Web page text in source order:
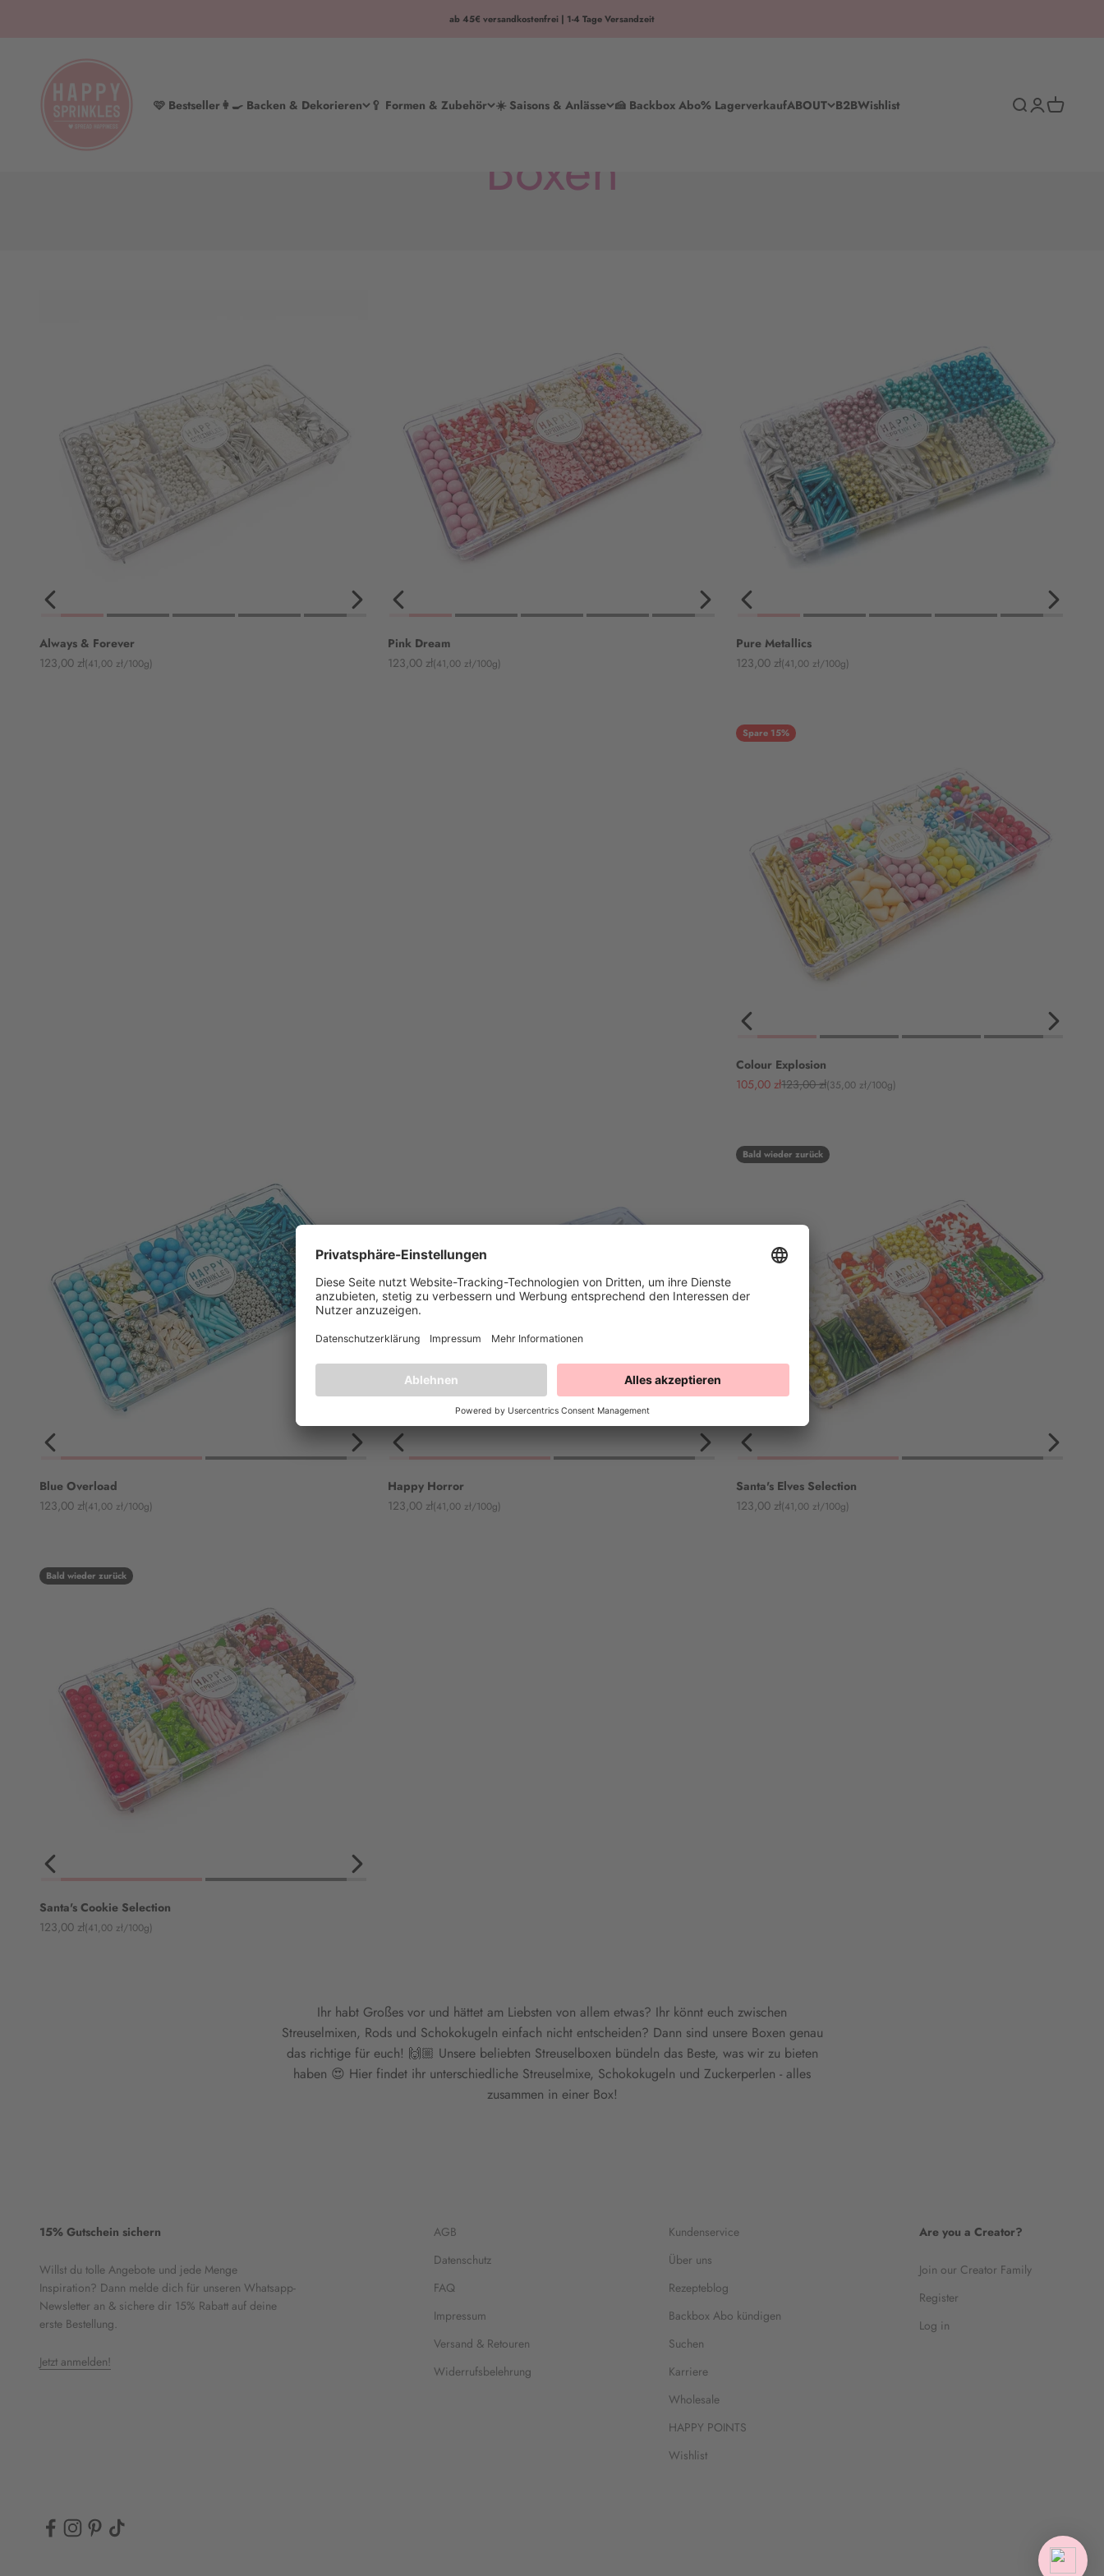
ab 45€ versandkostenfrei | 1-4 Tage Versandzeit
🩷 Bestseller👩‍🍳 Backen & Dekorieren 🥄 Formen & Zubehör ☀️ Saisons & Anlässe 🍰 Backbox Abo% LagerverkaufABOUT B2BWishlist
HAPPY SPRINKLES | D2C
SucheAnmelden
Warenkorb
Boxen
Always & Forever
Angebot
123,00 zł(41,00 zł/100g)
Pink Dream
Angebot
123,00 zł(41,00 zł/100g)
Pure Metallics
Angebot
123,00 zł(41,00 zł/100g)
Spare 15%
Colour Explosion
Angebot
105,00 złRegulärer Preis
123,00 zł(35,00 zł/100g)
Blue Overload
Angebot
123,00 zł(41,00 zł/100g)
Happy Horror
Angebot
123,00 zł(41,00 zł/100g)
Bald wieder zurück
Santa's Elves Selection
Angebot
123,00 zł(41,00 zł/100g)
Bald wieder zurück
Santa's Cookie Selection
Angebot
123,00 zł(41,00 zł/100g)
Ihr habt Großes vor und hättet am Liebsten von allem etwas? Ihr könnt euch zwischen
Streuselmixen, Rods und Schokokugeln einfach nicht entscheiden? Dann sind unsere Boxen genau
das richtige für euch! 🙌🏼 Unsere beliebten Streuselboxen bündeln das Beste, was wir zu bieten
haben 😍 Hier findet ihr unterschiedliche Streuselmixe, Schokokugeln und Zuckerperlen - alles
zusammen in einer Box!
15% Gutschein sichern
Willst du tolle Angebote und jede Menge
Inspiration? Dann melde dich für unseren Whatsapp-
Newsletter an & sichere dir 15% Rabatt auf deine
erste Bestellung.
Jetzt anmelden!
AGB
Datenschutz
FAQ
Impressum
Versand & Retouren
Widerrufsbelehrung
Kundenservice
Über uns
Rezepteblog
Backbox Abo kündigen
Suchen
Karriere
Wholesale
HAPPY POINTS
Wishlist
Are you a Creator?
Join our Creator Family
Register
Log in